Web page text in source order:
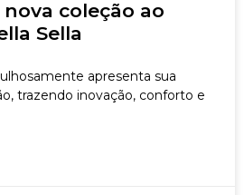
coleção ao
Sella
apresenta sua
trazendo inovação, conforto e